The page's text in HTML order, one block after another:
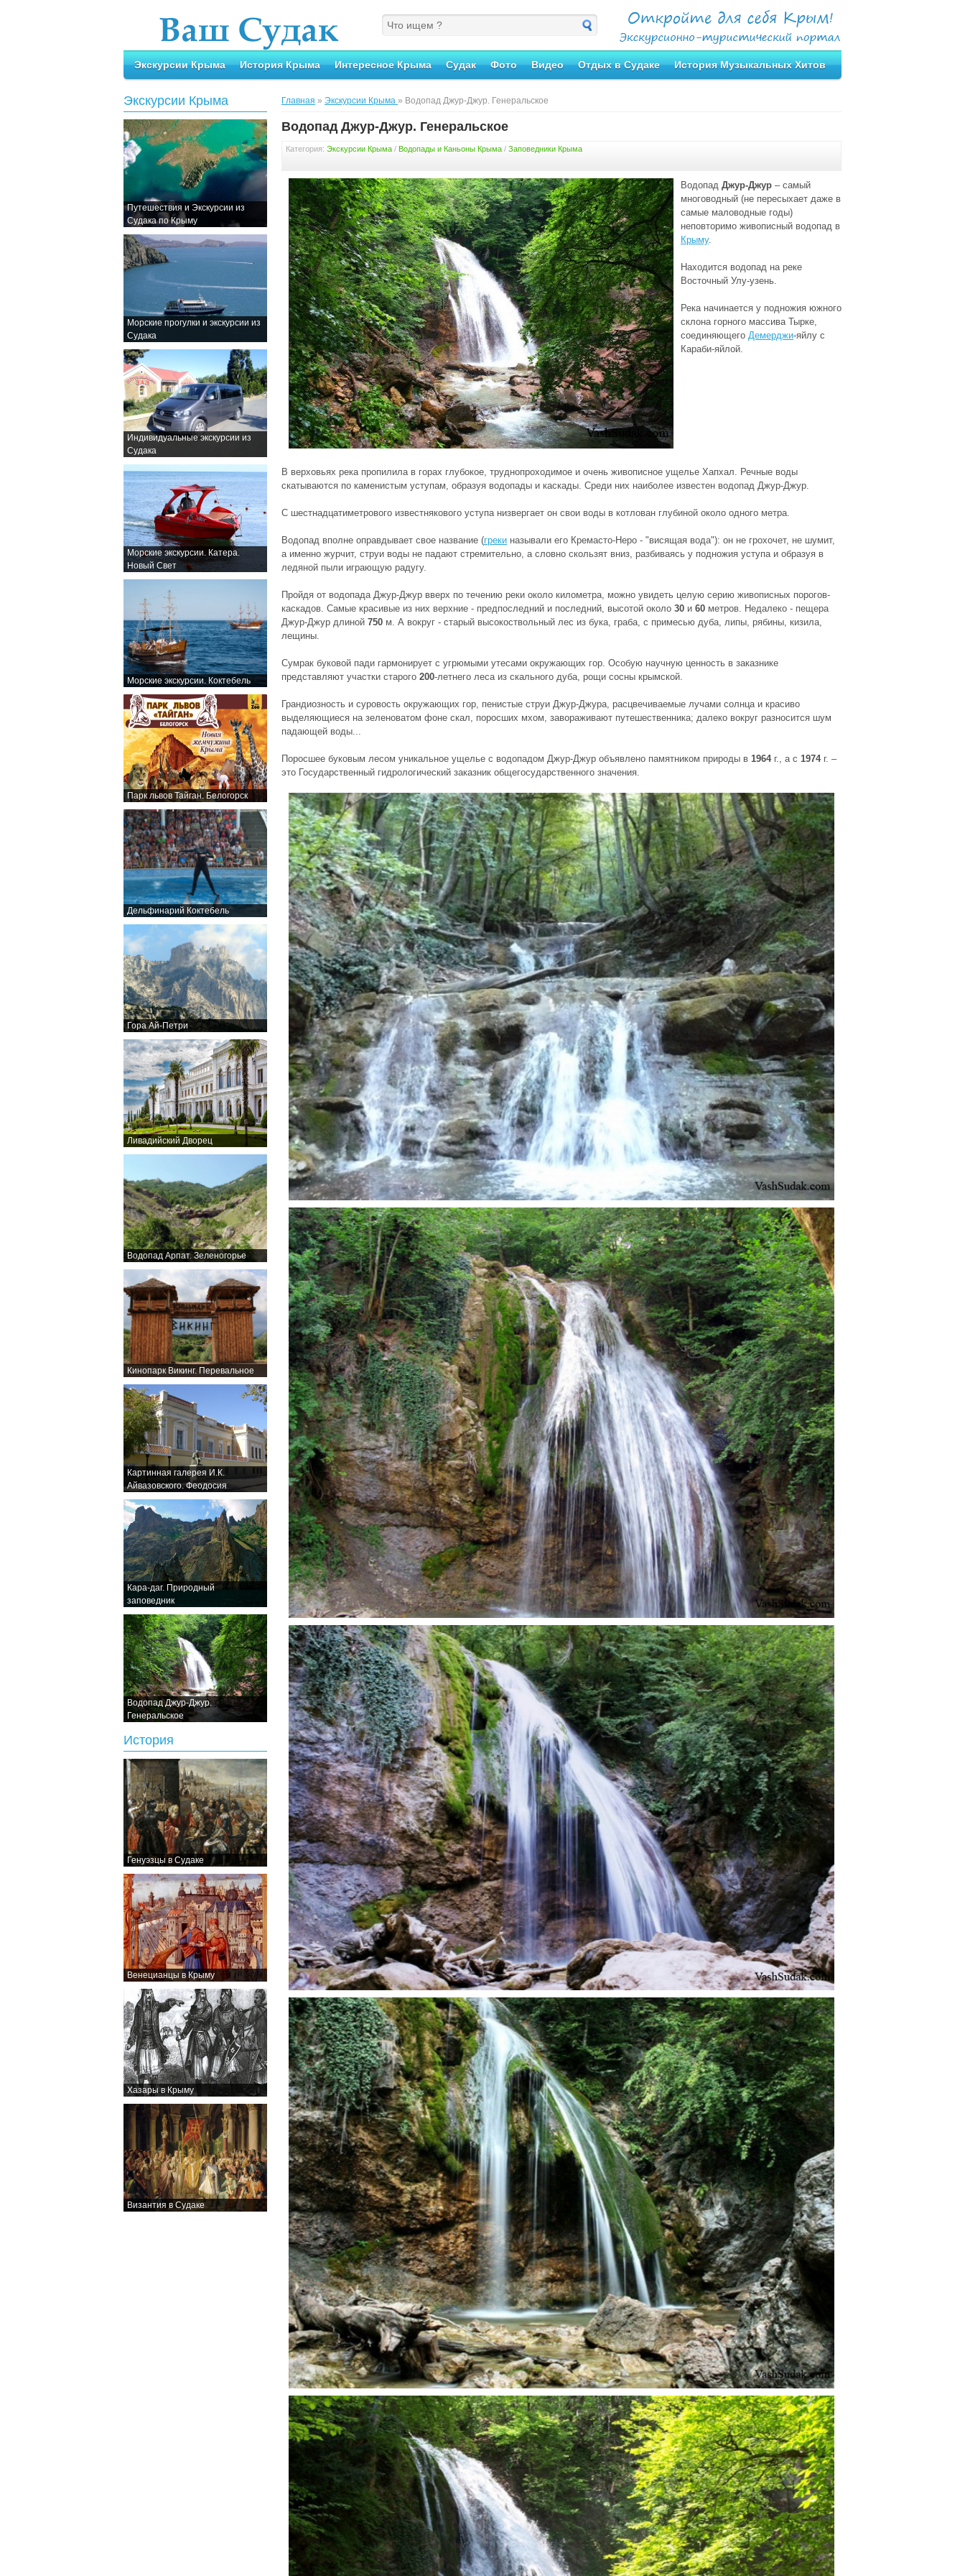
Экскурсии Крыма История Крыма Интересное Крыма Судак Фото Видео Отдых в Судаке История Музыкальных Хитов
Экскурсии Крыма
Путешествия и Экскурсии из
Судака по Крыму
Морские прогулки и экскурсии из
Судака
Индивидуальные экскурсии из
Судака
Морские экскурсии. Катера.
Новый Свет
Морские экскурсии. Коктебель
Парк львов Тайган. Белогорск
Дельфинарий Коктебель
Гора Ай-Петри
Ливадийский Дворец
Водопад Арпат. Зеленогорье
Кинопарк Викинг. Перевальное
Картинная галерея И.К.
Айвазовского. Феодосия
Кара-даг. Природный
заповедник
Водопад Джур-Джур.
Генеральское
История
Генуэзцы в Судаке
Венецианцы в Крыму
Хазары в Крыму
Византия в Судаке
Главная » Экскурсии Крыма » Водопад Джур-Джур. Генеральское
Водопад Джур-Джур. Генеральское
Категория: Экскурсии Крыма / Водопады и Каньоны Крыма / Заповедники Крыма
Водопад Джур-Джур – самый
многоводный (не пересыхает даже в
самые маловодные годы)
неповторимо живописный водопад в
Крыму.
Находится водопад на реке
Восточный Улу-узень.
Река начинается у подножия южного
склона горного массива Тырке,
соединяющего Демерджи-яйлу с
Караби-яйлой.
В верховьях река пропилила в горах глубокое, труднопроходимое и очень живописное ущелье Хапхал. Речные воды
скатываются по каменистым уступам, образуя водопады и каскады. Среди них наиболее известен водопад Джур-Джур.
С шестнадцатиметрового известнякового уступа низвергает он свои воды в котлован глубиной около одного метра.
Водопад вполне оправдывает свое название (греки называли его Кремасто-Неро - "висящая вода"): он не грохочет, не шумит,
а именно журчит, струи воды не падают стремительно, а словно скользят вниз, разбиваясь у подножия уступа и образуя в
ледяной пыли играющую радугу.
Пройдя от водопада Джур-Джур вверх по течению реки около километра, можно увидеть целую серию живописных порогов-
каскадов. Самые красивые из них верхние - предпоследний и последний, высотой около 30 и 60 метров. Недалеко - пещера
Джур-Джур длиной 750 м. А вокруг - старый высокоствольный лес из бука, граба, с примесью дуба, липы, рябины, кизила,
лещины.
Сумрак буковой пади гармонирует с угрюмыми утесами окружающих гор. Особую научную ценность в заказнике
представляют участки старого 200-летнего леса из скального дуба, рощи сосны крымской.
Грандиозность и суровость окружающих гор, пенистые струи Джур-Джура, расцвечиваемые лучами солнца и красиво
выделяющиеся на зеленоватом фоне скал, поросших мхом, завораживают путешественника; далеко вокруг разносится шум
падающей воды...
Поросшее буковым лесом уникальное ущелье с водопадом Джур-Джур объявлено памятником природы в 1964г., а с 1974г. –
это Государственный гидрологический заказник общегосударственного значения.